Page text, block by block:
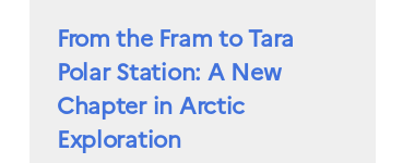
From the Fram to Tara
Polar Station: A New
Chapter in Arctic
Exploration